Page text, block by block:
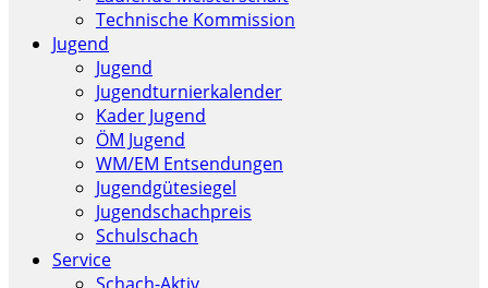
Technische Kommission
Jugend
Jugend
Jugendturnierkalender
Kader Jugend
ÖM Jugend
WM/EM Entsendungen
Jugendgütesiegel
Jugendschachpreis
Schulschach
Service